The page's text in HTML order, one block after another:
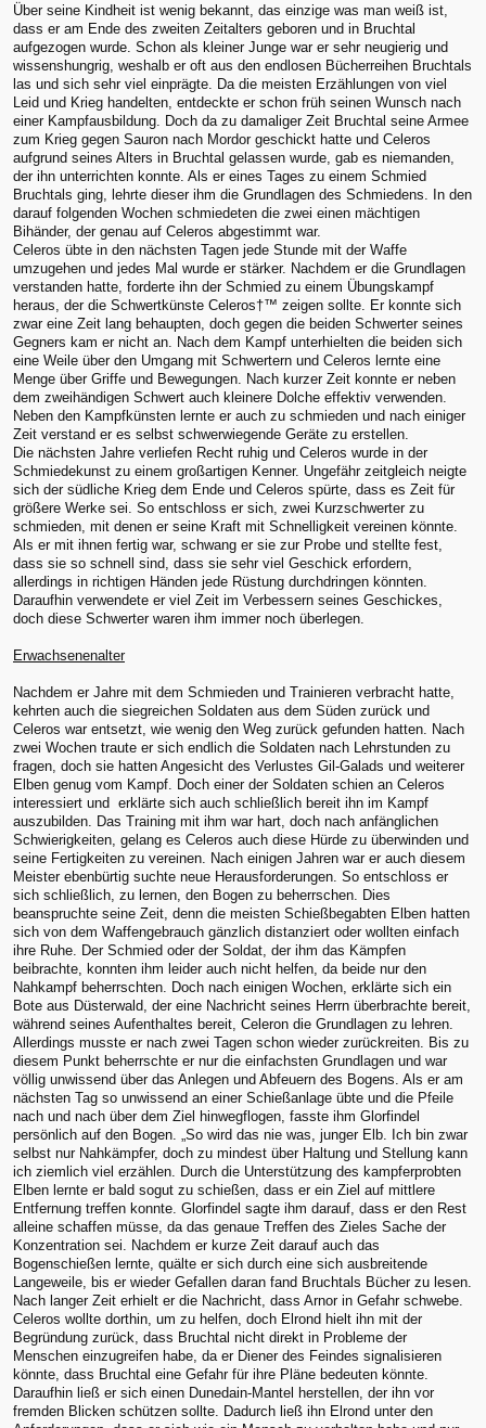
Über seine Kindheit ist wenig bekannt, das einzige was man weiß ist,
dass er am Ende des zweiten Zeitalters geboren und in Bruchtal
aufgezogen wurde. Schon als kleiner Junge war er sehr neugierig und
wissenshungrig, weshalb er oft aus den endlosen Bücherreihen Bruchtals
las und sich sehr viel einprägte. Da die meisten Erzählungen von viel
Leid und Krieg handelten, entdeckte er schon früh seinen Wunsch nach
einer Kampfausbildung. Doch da zu damaliger Zeit Bruchtal seine Armee
zum Krieg gegen Sauron nach Mordor geschickt hatte und Celeros
aufgrund seines Alters in Bruchtal gelassen wurde, gab es niemanden,
der ihn unterrichten konnte. Als er eines Tages zu einem Schmied
Bruchtals ging, lehrte dieser ihm die Grundlagen des Schmiedens. In den
darauf folgenden Wochen schmiedeten die zwei einen mächtigen
Bihänder, der genau auf Celeros abgestimmt war.
Celeros übte in den nächsten Tagen jede Stunde mit der Waffe
umzugehen und jedes Mal wurde er stärker. Nachdem er die Grundlagen
verstanden hatte, forderte ihn der Schmied zu einem Übungskampf
heraus, der die Schwertkünste Celeros†™ zeigen sollte. Er konnte sich
zwar eine Zeit lang behaupten, doch gegen die beiden Schwerter seines
Gegners kam er nicht an. Nach dem Kampf unterhielten die beiden sich
eine Weile über den Umgang mit Schwertern und Celeros lernte eine
Menge über Griffe und Bewegungen. Nach kurzer Zeit konnte er neben
dem zweihändigen Schwert auch kleinere Dolche effektiv verwenden.
Neben den Kampfkünsten lernte er auch zu schmieden und nach einiger
Zeit verstand er es selbst schwerwiegende Geräte zu erstellen.
Die nächsten Jahre verliefen Recht ruhig und Celeros wurde in der
Schmiedekunst zu einem großartigen Kenner. Ungefähr zeitgleich neigte
sich der südliche Krieg dem Ende und Celeros spürte, dass es Zeit für
größere Werke sei. So entschloss er sich, zwei Kurzschwerter zu
schmieden, mit denen er seine Kraft mit Schnelligkeit vereinen könnte.
Als er mit ihnen fertig war, schwang er sie zur Probe und stellte fest,
dass sie so schnell sind, dass sie sehr viel Geschick erfordern,
allerdings in richtigen Händen jede Rüstung durchdringen könnten.
Daraufhin verwendete er viel Zeit im Verbessern seines Geschickes,
doch diese Schwerter waren ihm immer noch überlegen.
Erwachsenenalter
Nachdem er Jahre mit dem Schmieden und Trainieren verbracht hatte,
kehrten auch die siegreichen Soldaten aus dem Süden zurück und
Celeros war entsetzt, wie wenig den Weg zurück gefunden hatten. Nach
zwei Wochen traute er sich endlich die Soldaten nach Lehrstunden zu
fragen, doch sie hatten Angesicht des Verlustes Gil-Galads und weiterer
Elben genug vom Kampf. Doch einer der Soldaten schien an Celeros
interessiert und erklärte sich auch schließlich bereit ihn im Kampf
auszubilden. Das Training mit ihm war hart, doch nach anfänglichen
Schwierigkeiten, gelang es Celeros auch diese Hürde zu überwinden und
seine Fertigkeiten zu vereinen. Nach einigen Jahren war er auch diesem
Meister ebenbürtig suchte neue Herausforderungen. So entschloss er
sich schließlich, zu lernen, den Bogen zu beherrschen. Dies
beanspruchte seine Zeit, denn die meisten Schießbegabten Elben hatten
sich von dem Waffengebrauch gänzlich distanziert oder wollten einfach
ihre Ruhe. Der Schmied oder der Soldat, der ihm das Kämpfen
beibrachte, konnten ihm leider auch nicht helfen, da beide nur den
Nahkampf beherrschten. Doch nach einigen Wochen, erklärte sich ein
Bote aus Düsterwald, der eine Nachricht seines Herrn überbrachte bereit,
während seines Aufenthaltes bereit, Celeron die Grundlagen zu lehren.
Allerdings musste er nach zwei Tagen schon wieder zurückreiten. Bis zu
diesem Punkt beherrschte er nur die einfachsten Grundlagen und war
völlig unwissend über das Anlegen und Abfeuern des Bogens. Als er am
nächsten Tag so unwissend an einer Schießanlage übte und die Pfeile
nach und nach über dem Ziel hinwegflogen, fasste ihm Glorfindel
persönlich auf den Bogen. „So wird das nie was, junger Elb. Ich bin zwar
selbst nur Nahkämpfer, doch zu mindest über Haltung und Stellung kann
ich ziemlich viel erzählen. Durch die Unterstützung des kampferprobten
Elben lernte er bald sogut zu schießen, dass er ein Ziel auf mittlere
Entfernung treffen konnte. Glorfindel sagte ihm darauf, dass er den Rest
alleine schaffen müsse, da das genaue Treffen des Zieles Sache der
Konzentration sei. Nachdem er kurze Zeit darauf auch das
Bogenschießen lernte, quälte er sich durch eine sich ausbreitende
Langeweile, bis er wieder Gefallen daran fand Bruchtals Bücher zu lesen.
Nach langer Zeit erhielt er die Nachricht, dass Arnor in Gefahr schwebe.
Celeros wollte dorthin, um zu helfen, doch Elrond hielt ihn mit der
Begründung zurück, dass Bruchtal nicht direkt in Probleme der
Menschen einzugreifen habe, da er Diener des Feindes signalisieren
könnte, dass Bruchtal eine Gefahr für ihre Pläne bedeuten könnte.
Daraufhin ließ er sich einen Dunedain-Mantel herstellen, der ihn vor
fremden Blicken schützen sollte. Dadurch ließ ihn Elrond unter den